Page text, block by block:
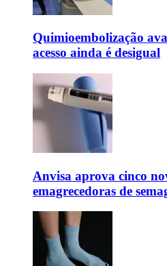
Quimioembolização
acesso ainda é desigual
Anvisa aprova cinco
emagrecedoras de